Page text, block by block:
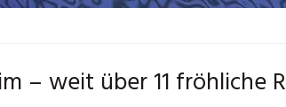
– weit über 11 fröhliche